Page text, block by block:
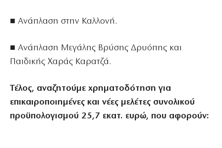
■ Ανάπλαση στην Καλλονή.
■ Ανάπλαση Μεγάλης Βρύσης Δρυόπης και
Παιδικής Χαράς Καρατζά.
Τέλος, αναζητούμε χρηματοδότηση για
επικαιροποιημένες και νέες μελέτες συνολικού
προϋπολογισμού 25,7 εκατ. ευρώ, που αφορούν: